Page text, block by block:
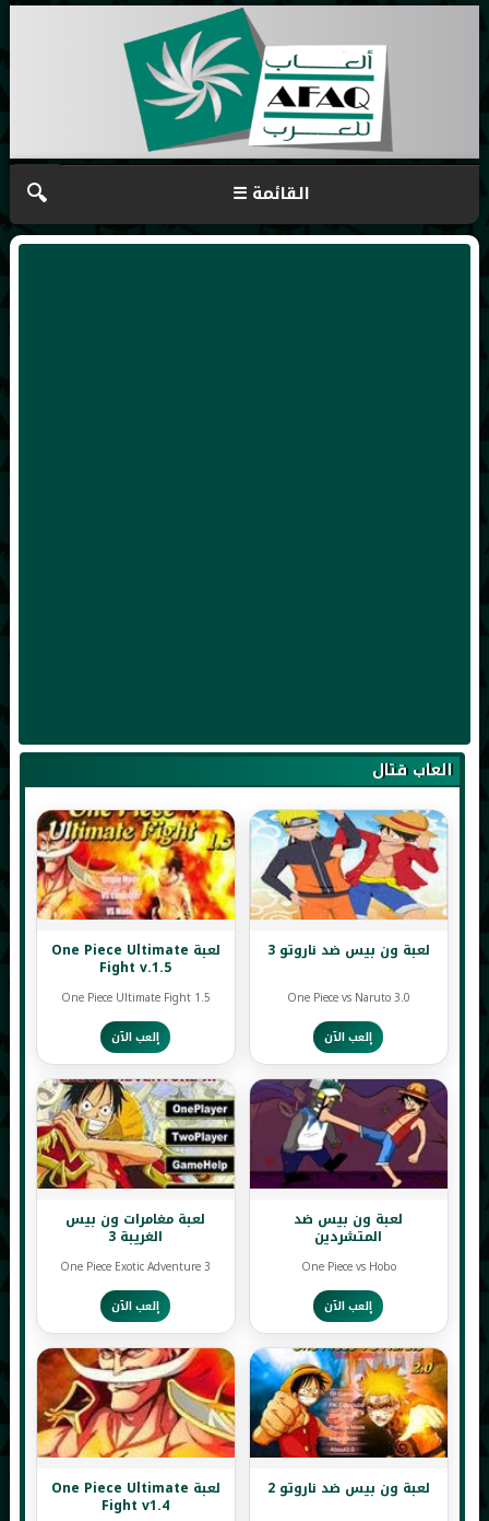
☰ القائمة 🔍
العاب قتال
لعبة ون بيس ضد ناروتو 3
One Piece vs Naruto 3.0
إلعب الآن
لعبة One Piece Ultimate
Fight v.1.5
One Piece Ultimate Fight 1.5
إلعب الآن
لعبة ون بيس ضد
المتشردين
One Piece vs Hobo
إلعب الآن
لعبة مغامرات ون بيس
الغريبة 3
One Piece Exotic Adventure 3
إلعب الآن
لعبة ون بيس ضد ناروتو 2 لعبة One Piece Ultimate
Fight v1.4